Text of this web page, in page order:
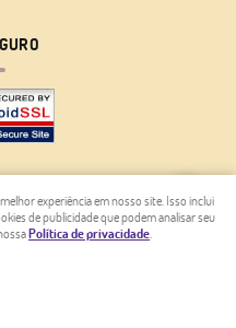
experiência em nosso site. Isso inclui
de publicidade que podem analisar seu
Política de privacidade.